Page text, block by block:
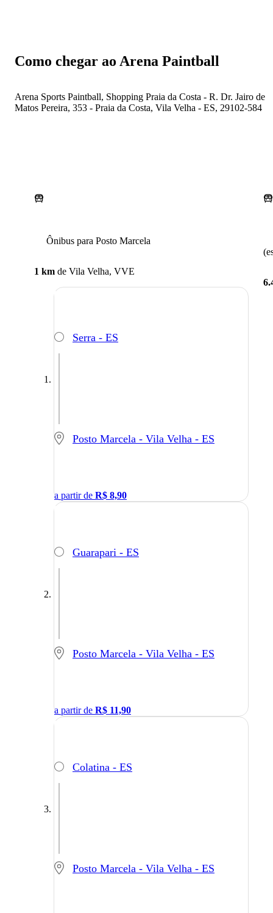
Como chegar ao Arena Paintball
Arena Sports Paintball, Shopping Praia da Costa - R. Dr. Jairo de
Matos Pereira, 353 - Praia da Costa, Vila Velha - ES, 29102-584
Ônibus para Posto Marcela
1 km de Vila Velha, VVE
Serra - ES
Posto Marcela - Vila Velha - ES
a partir de R$ 8,90
Guarapari - ES
Posto Marcela - Vila Velha - ES
a partir de R$ 11,90
Colatina - ES
Posto Marcela - Vila Velha - ES